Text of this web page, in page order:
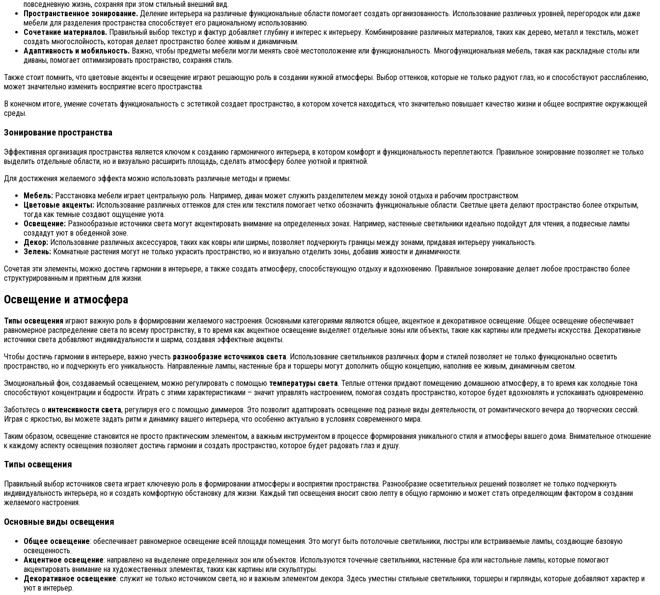
повседневную жизнь, сохраняя при этом стильный внешний вид.
Пространственное зонирование. Деление интерьера на различные функциональные области помогает создать организованность. Использование различных уровней, перегородок или даже
мебели для разделения пространства способствует его рациональному использованию.
Сочетание материалов. Правильный выбор текстур и фактур добавляет глубину и интерес к интерьеру. Комбинирование различных материалов, таких как дерево, металл и текстиль, может
создать многослойность, которая делает пространство более живым и динамичным.
Адаптивность и мобильность. Важно, чтобы предметы мебели могли менять своё местоположение или функциональность. Многофункциональная мебель, такая как раскладные столы или
диваны, помогает оптимизировать пространство, сохраняя стиль.
Также стоит помнить, что цветовые акценты и освещение играют решающую роль в создании нужной атмосферы. Выбор оттенков, которые не только радуют глаз, но и способствуют расслаблению,
может значительно изменить восприятие всего пространства.
В конечном итоге, умение сочетать функциональность с эстетикой создает пространство, в котором хочется находиться, что значительно повышает качество жизни и общее восприятие окружающей
среды.
Зонирование пространства
Эффективная организация пространства является ключом к созданию гармоничного интерьера, в котором комфорт и функциональность переплетаются. Правильное зонирование позволяет не только
выделить отдельные области, но и визуально расширить площадь, сделать атмосферу более уютной и приятной.
Для достижения желаемого эффекта можно использовать различные методы и приемы:
Мебель: Расстановка мебели играет центральную роль. Например, диван может служить разделителем между зоной отдыха и рабочим пространством.
Цветовые акценты: Использование различных оттенков для стен или текстиля помогает четко обозначить функциональные области. Светлые цвета делают пространство более открытым,
тогда как темные создают ощущение уюта.
Освещение: Разнообразные источники света могут акцентировать внимание на определенных зонах. Например, настенные светильники идеально подойдут для чтения, а подвесные лампы
создадут уют в обеденной зоне.
Декор: Использование различных аксессуаров, таких как ковры или ширмы, позволяет подчеркнуть границы между зонами, придавая интерьеру уникальность.
Зелень: Комнатные растения могут не только украсить пространство, но и визуально отделить зоны, добавив живости и динамичности.
Сочетая эти элементы, можно достичь гармонии в интерьере, а также создать атмосферу, способствующую отдыху и вдохновению. Правильное зонирование делает любое пространство более
структурированным и приятным для жизни.
Освещение и атмосфера
Типы освещения играют важную роль в формировании желаемого настроения. Основными категориями являются общее, акцентное и декоративное освещение. Общее освещение обеспечивает
равномерное распределение света по всему пространству, в то время как акцентное освещение выделяет отдельные зоны или объекты, такие как картины или предметы искусства. Декоративные
источники света добавляют индивидуальности и шарма, создавая эффектные акценты.
Чтобы достичь гармонии в интерьере, важно учесть разнообразие источников света. Использование светильников различных форм и стилей позволяет не только функционально осветить
пространство, но и подчеркнуть его уникальность. Направленные лампы, настенные бра и торшеры могут дополнить общую концепцию, наполнив ее живым, динамичным светом.
Эмоциональный фон, создаваемый освещением, можно регулировать с помощью температуры света. Теплые оттенки придают помещению домашнюю атмосферу, в то время как холодные тона
способствуют концентрации и бодрости. Играть с этими характеристиками – значит управлять настроением, помогая создать пространство, которое будет вдохновлять и успокаивать одновременно.
Заботьтесь о интенсивности света, регулируя его с помощью диммеров. Это позволит адаптировать освещение под разные виды деятельности, от романтического вечера до творческих сессий.
Играя с яркостью, вы можете задать ритм и динамику вашего интерьера, что особенно актуально в условиях современного мира.
Таким образом, освещение становится не просто практическим элементом, а важным инструментом в процессе формирования уникального стиля и атмосферы вашего дома. Внимательное отношение
к каждому аспекту освещения позволяет достичь гармонии и создать пространство, которое будет радовать глаз и душу.
Типы освещения
Правильный выбор источников света играет ключевую роль в формировании атмосферы и восприятии пространства. Разнообразие осветительных решений позволяет не только подчеркнуть
индивидуальность интерьера, но и создать комфортную обстановку для жизни. Каждый тип освещения вносит свою лепту в общую гармонию и может стать определяющим фактором в создании
желаемого настроения.
Основные виды освещения
Общее освещение: обеспечивает равномерное освещение всей площади помещения. Это могут быть потолочные светильники, люстры или встраиваемые лампы, создающие базовую
освещенность.
Акцентное освещение: направлено на выделение определенных зон или объектов. Используются точечные светильники, настенные бра или настольные лампы, которые помогают
акцентировать внимание на художественных элементах, таких как картины или скульптуры.
Декоративное освещение: служит не только источником света, но и важным элементом декора. Здесь уместны стильные светильники, торшеры и гирлянды, которые добавляют характер и
уют в интерьер.